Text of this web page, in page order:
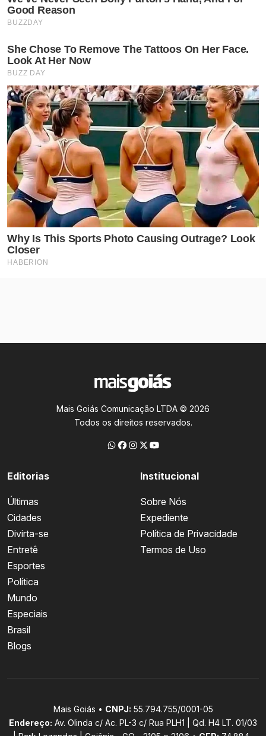
Mais Goiás Comunicação LTDA © 2026
Todos os direitos reservados.
Editorias
Últimas
Cidades
Divirta-se
Entretê
Esportes
Política
Mundo
Especiais
Brasil
Blogs
Institucional
Sobre Nós
Expediente
Política de Privacidade
Termos de Uso
Mais Goiás • CNPJ: 55.794.755/0001-05
Endereço: Av. Olinda c/ Ac. PL-3 c/ Rua PLH1 | Qd. H4 LT. 01/03